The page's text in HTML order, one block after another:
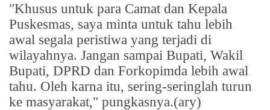
"Khusus untuk para Camat dan Kepala
Puskesmas, saya minta untuk tahu lebih
awal segala peristiwa yang terjadi di
wilayahnya. Jangan sampai Bupati, Wakil
Bupati, DPRD dan Forkopimda lebih awal
tahu. Oleh karna itu, sering-seringlah turun
ke masyarakat," pungkasnya.(ary)